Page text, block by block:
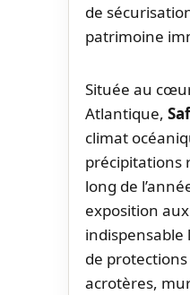
de
patrimoine
Située au
Atlantique,
climat
précipitations
long de
exposition
indispensable
de
acrotères,